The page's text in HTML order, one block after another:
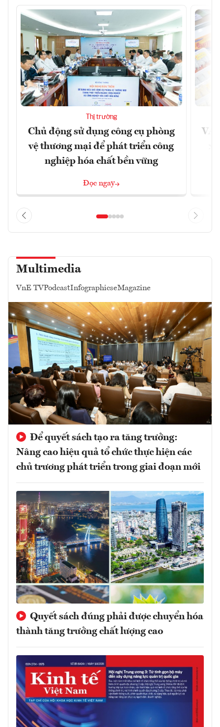
Thị trường
Chủ động sử dụng công cụ phòng
vệ thương mại để phát triển công
nghiệp hóa chất bền vững
Đọc ngay
Multimedia
VnE TVPodcastInfographicseMagazine
Để quyết sách tạo ra tăng trưởng:
Nâng cao hiệu quả tổ chức thực hiện các
chủ trương phát triển trong giai đoạn mới
Quyết sách đúng phải được chuyển hóa
thành tăng trưởng chất lượng cao